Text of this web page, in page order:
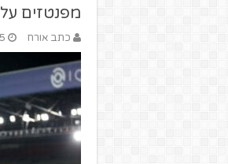
מפנטזים
כתב אורח 5 במרץ 2021